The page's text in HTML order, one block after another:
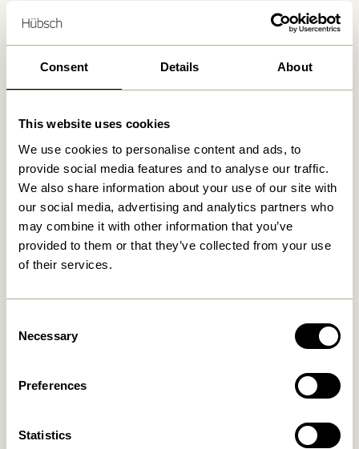
Consent Details About
This website uses cookies
We use cookies to personalise content and ads, to
provide social media features and to analyse our traffic.
We also share information about your use of our site with
our social media, advertising and analytics partners who
may combine it with other information that you’ve
provided to them or that they’ve collected from your use
of their services.
Selection
Necessary
Preferences
Statistics
Lieferung 1-4 Werktage
30 Tage Rückgaberecht
Kostenlose Lieferung über499 DKK
Ähnliche Produkte
In den warenkorb